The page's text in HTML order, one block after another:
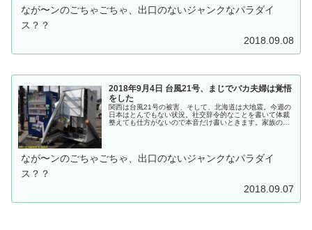
送センターが浸水被害で品物の流通がおかしい。メーカー
の製造はできていて配送センターが回復するまでの問題と
なが〜ンのごちゃごちゃ、出口のないジャンクなパラダイ
ス？？
2018.09.08
2018年9月4日 台風21号、まじでバカ夫婦は覚悟
をした
関西は台風21号の被害、そして、北海道は大地震。今週の
日本はとんでもない状況。社交辞令的なことを書いて体裁
整えても仕方がないので本音だけ書いときます。家族のた
ブ...
なが〜ンのごちゃごちゃ、出口のないジャンクなパラダイ
ス？？
2018.09.07